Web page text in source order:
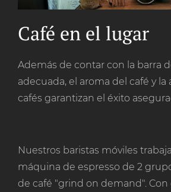
Café en el lugar
Además de contar con la barra
adecuada, el aroma del café y la
cafés garantizan el éxito
Nuestros baristas móviles
máquina de espresso de 2
de café "grind on demand". Con